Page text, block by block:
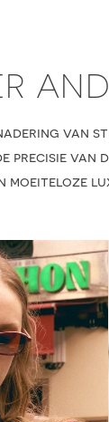
precisie
moeiteloze